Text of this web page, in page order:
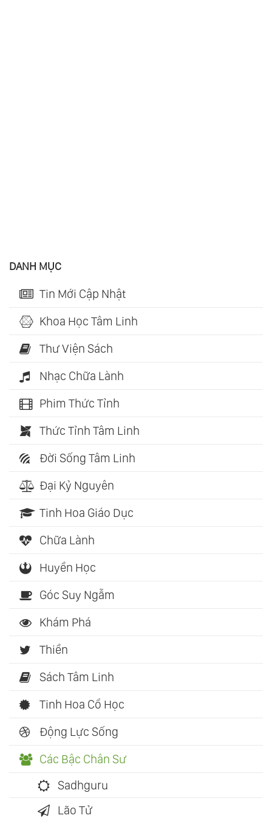
DANH MỤC
Tin Mới Cập Nhật
Khoa Học Tâm Linh
Thư Viện Sách
Nhạc Chữa Lành
Phim Thức Tỉnh
Thức Tỉnh Tâm Linh
Đời Sống Tâm Linh
Đại Kỷ Nguyên
Tinh Hoa Giáo Dục
Chữa Lành
Huyền Học
Góc Suy Ngẫm
Khám Phá
Thiền
Sách Tâm Linh
Tinh Hoa Cổ Học
Động Lực Sống
Các Bậc Chân Sư
Sadhguru
Lão Tử